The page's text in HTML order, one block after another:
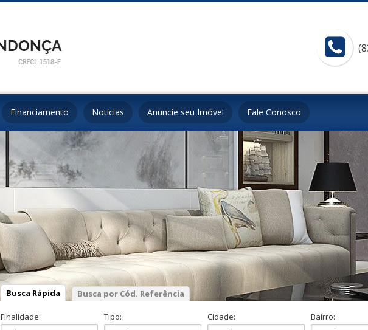
Financiamento Notícias Anuncie seu Imóvel Fale Conosco
Busca Rápida Busca por Cód. Referência
Finalidade: Tipo: Cidade: Bairro: